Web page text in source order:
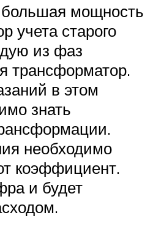
мощность
учета старого
из фаз
трансформатор.
в этом
знать
необходимо
коэффициент.
и будет